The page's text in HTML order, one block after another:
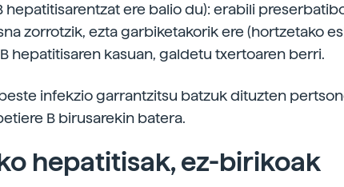
hepatitisarentzat ere balio du): erabili
zorrotzik, ezta garbiketakorik ere (hortzetako
hepatitisaren kasuan, galdetu txertoaren berri.
infekzio garrantzitsu batzuk dituzten
B birusarekin batera.
hepatitisak, ez-birikoak